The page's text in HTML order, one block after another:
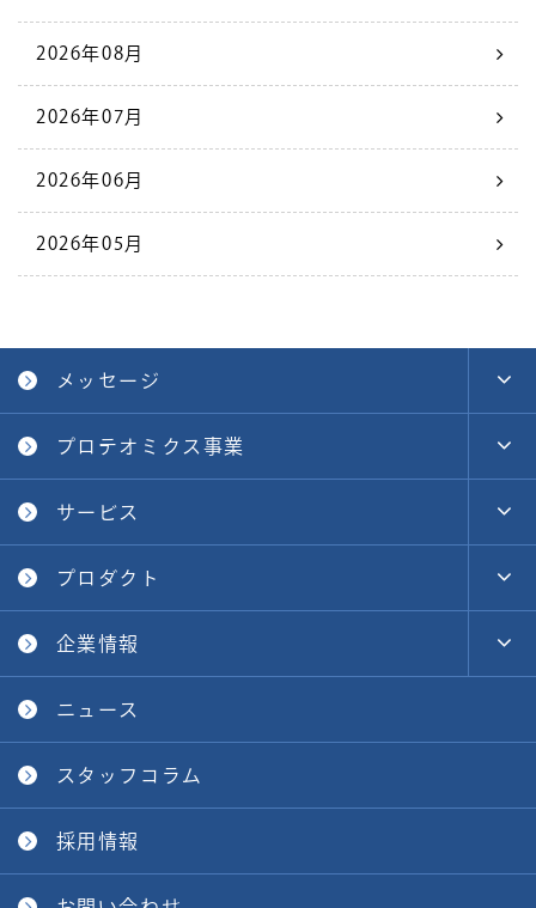
2026年08月
2026年07月
2026年06月
2026年05月
メッセージ
プロテオミクス事業
サービス
プロダクト
企業情報
ニュース
スタッフコラム
採用情報